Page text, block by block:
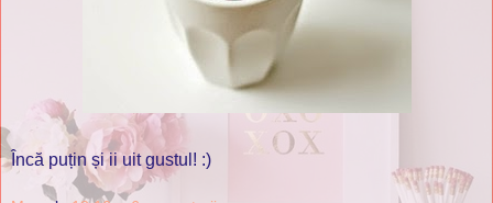
Încă puțin și ii uit gustul! :)